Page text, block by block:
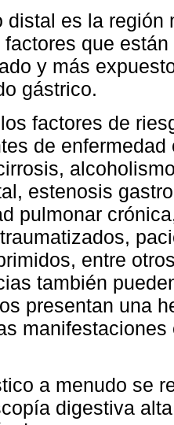
distal es la
que
y más
gástrico.
factores de
de
estenosis
pulmonar
entre
también
presentan una
a menudo se
digestiva